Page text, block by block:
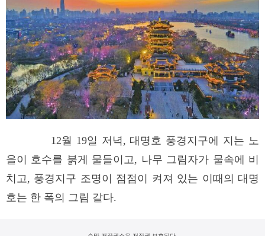
12월 19일 저녁, 대명호 풍경지구에 지는 노
을이 호수를 붉게 물들이고, 나무 그림자가 물속에 비
치고, 풍경지구 조명이 점점이 켜져 있는 이때의 대명
호는 한 폭의 그림 같다.